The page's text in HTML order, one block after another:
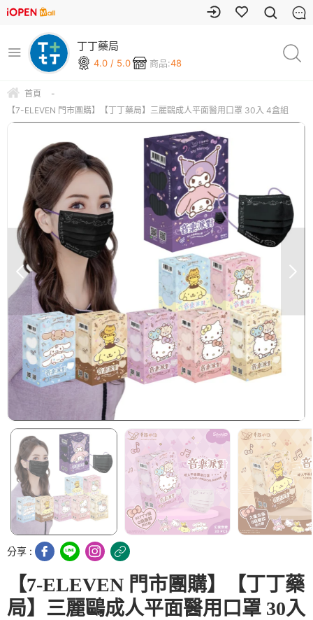
丁丁藥局
4.0 / 5.0 商品:48
首頁
-
【7-ELEVEN 門市團購】【丁丁藥局】三麗鷗成人平面醫用口罩 30入 4盒組
分享 :
【7-ELEVEN 門市團購】【丁丁藥
局】三麗鷗成人平面醫用口罩 30入